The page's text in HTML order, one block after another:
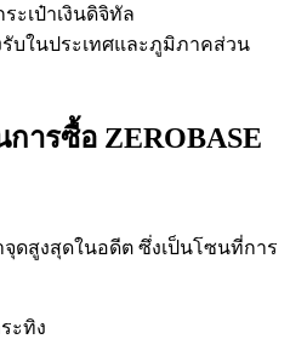
ระเป๋าเงินดิจิทัล
รับในประเทศและภูมิภาคส่วน
ารซื้อ ZEROBASE
จุดสูงสุดในอดีต ซึ่งเป็นโซนที่การ
ะทิง